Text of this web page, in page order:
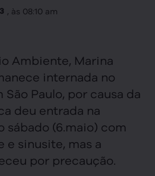
, às 08:10 am
Ambiente, Marina
internada no
Paulo, por causa da
deu entrada na
sábado (6.maio) com
e sinusite, mas a
por precaução.